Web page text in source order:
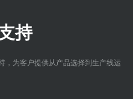
持
，为客户提供从产品选择到生产线运